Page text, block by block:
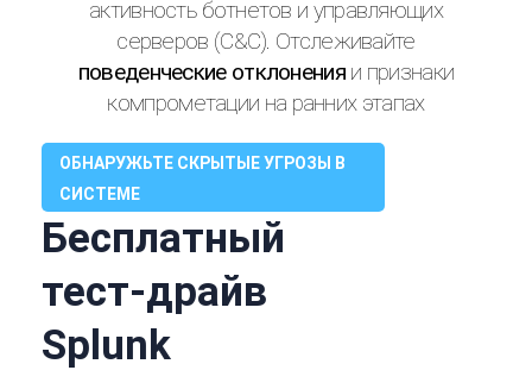
активность ботнетов и управляющих
серверов (C&C). Отслеживайте
поведенческие отклоненияи признаки
компрометации на ранних этапах
ОБНАРУЖЬТЕ СКРЫТЫЕ УГРОЗЫ В
СИСТЕМЕ
Бесплатный
тест-драйв
Splunk